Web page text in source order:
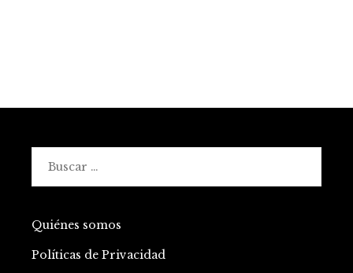
Quiénes somos
Políticas de Privacidad